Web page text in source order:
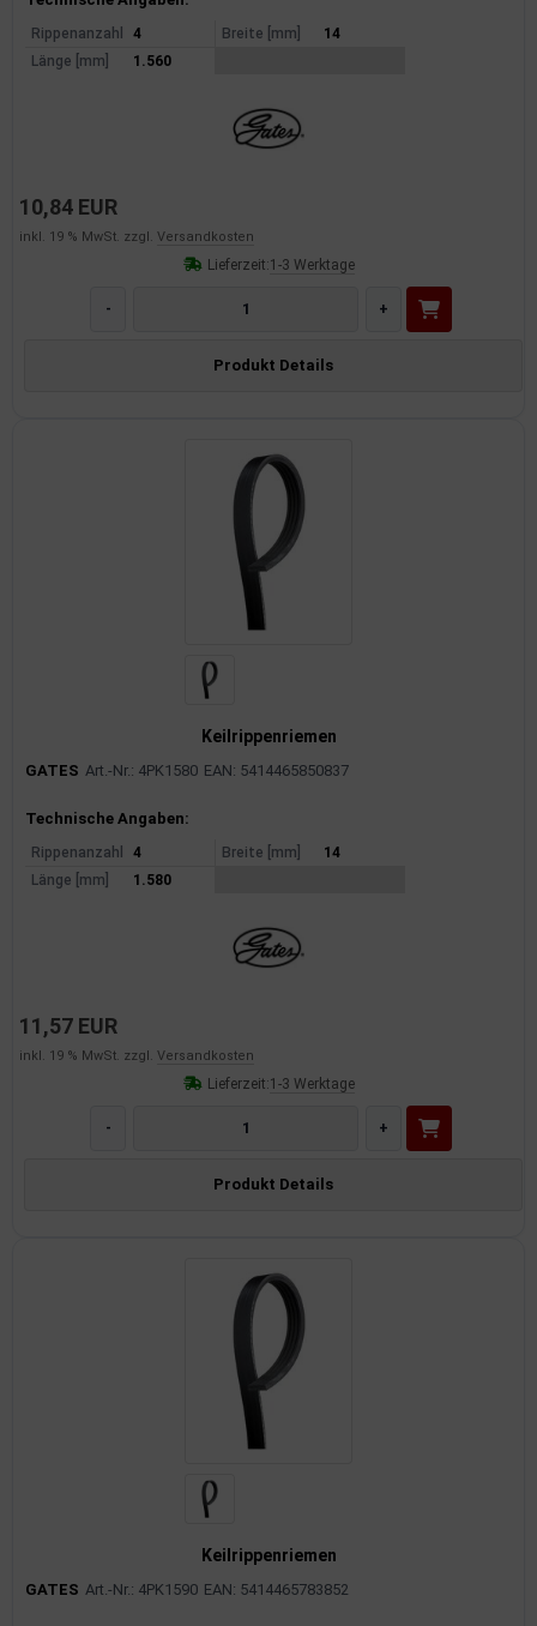
Rippenanzahl 4 Breite [mm]
14
Länge [mm]
1.560
10,84 EUR
inkl. 19 % MwSt. zzgl. Versandkosten
Lieferzeit:1-3 Werktage
- +
Produkt Details
Keilrippenriemen
GATES Art.-Nr.: 4PK1580 EAN: 5414465850837
Produktinformationen
Technische Angaben:
Rippenanzahl 4 Breite [mm]
14
Länge [mm]
1.580
11,57 EUR
inkl. 19 % MwSt. zzgl. Versandkosten
Lieferzeit:1-3 Werktage
- +
Produkt Details
Keilrippenriemen
GATES Art.-Nr.: 4PK1590 EAN: 5414465783852